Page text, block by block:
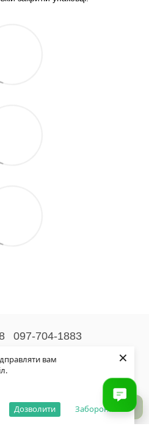
вам
Заборонити
Дозволити
×
097-704-1883
інформація
© 2026